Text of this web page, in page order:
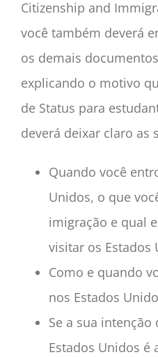
Citizenship and
você também deverá
os demais
explicando o motivo
de Status para
deverá deixar claro as
Quando você
Unidos, o que
imigração e qual
visitar os Estados
Como e quando
nos Estados
Se a sua intenção
Estados Unidos é